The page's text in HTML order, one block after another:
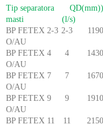
Tip separatora
masti
Q
(l/s)
D(mm))
BP FETEX 2-3
O/AU
2-3 1190
BP FETEX 4
O/AU
4 1430
BP FETEX 7
O/AU
7 1670
BP FETEX 9
O/AU
9 1910
BP FETEX 11
11 2150